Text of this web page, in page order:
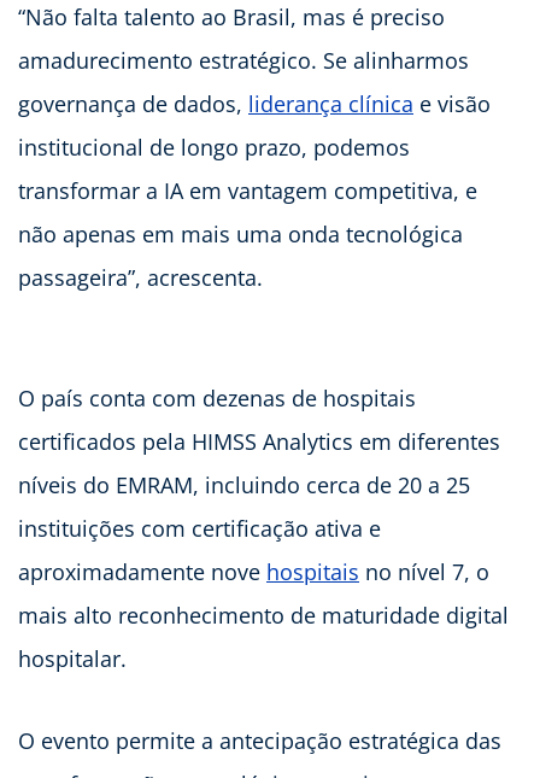
“Não falta talento ao Brasil, mas é preciso
amadurecimento estratégico. Se alinharmos
governança de dados, liderança clínica e visão
institucional de longo prazo, podemos
transformar a IA em vantagem competitiva, e
não apenas em mais uma onda tecnológica
passageira”, acrescenta.
O país conta com dezenas de hospitais
certificados pela HIMSS Analytics em diferentes
níveis do EMRAM, incluindo cerca de 20 a 25
instituições com certificação ativa e
aproximadamente nove hospitais no nível 7, o
mais alto reconhecimento de maturidade digital
hospitalar.
O evento permite a antecipação estratégica das